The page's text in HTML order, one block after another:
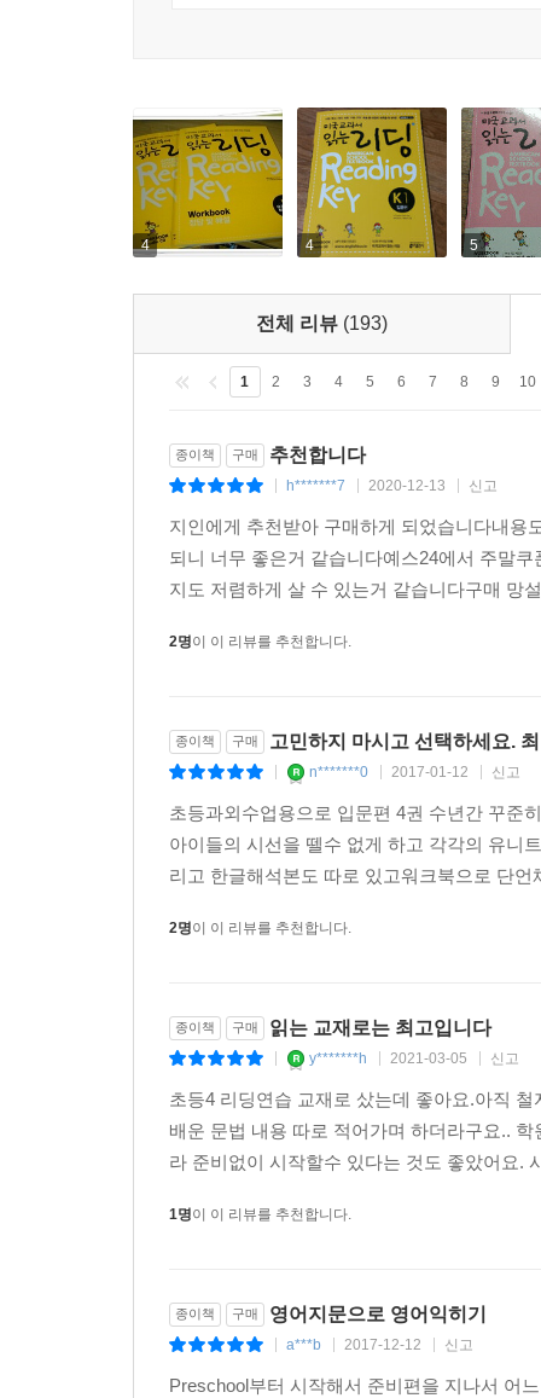
4 4 5
전체 리뷰 (193)
1 2 3 4 5 6 7 8 9 10
종이책 구매 추천합니다
h*******7 2020-12-13 신고
지인에게 추천받아 구매하게 되었습니다내용
되니 너무 좋은거 같습니다예스24에서 주말
지도 저렴하게 살 수 있는거 같습니다구매 망
2명이 이 리뷰를 추천합니다.
종이책 구매 고민하지 마시고 선택하세요.
n*******0 2017-01-12 신고
초등과외수업용으로 입문편 4권 수년간 꾸준
아이들의 시선을 뗄수 없게 하고 각각의 유니
리고 한글해석본도 따로 있고워크북으로 단
2명이 이 리뷰를 추천합니다.
종이책 구매 읽는 교재로는 최고입니다
y*******h 2021-03-05 신고
초등4 리딩연습 교재로 샀는데 좋아요.아직
배운 문법 내용 따로 적어가며 하더라구요..
라 준비없이 시작할수 있다는 것도 좋았어요.
1명이 이 리뷰를 추천합니다.
종이책 구매 영어지문으로 영어익히기
a***b 2017-12-12 신고
Preschool부터 시작해서 준비편을 지나서 어